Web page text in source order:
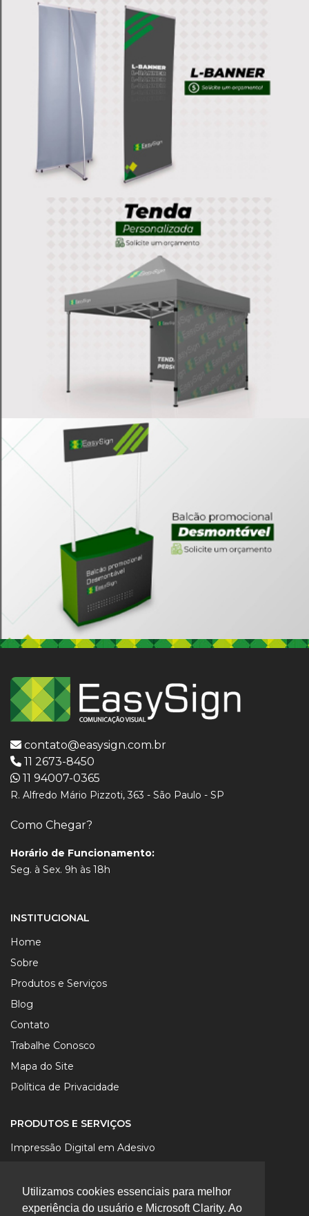
Utilizamos cookies essenciais para melhor
experiência do usuário e Microsoft Clarity. Ao
contato@easysign.com.br
11 2673-8450
11 94007-0365
R. Alfredo Mário Pizzoti, 363 - São Paulo - SP
Como Chegar?
Horário de Funcionamento:
Seg. à Sex. 9h às 18h
INSTITUCIONAL
Home
Sobre
Produtos e Serviços
Blog
Contato
Trabalhe Conosco
Mapa do Site
Política de Privacidade
PRODUTOS E SERVIÇOS
Impressão Digital em Adesivo
Impressão Digital em Papel
Impressão Digital UV em Chapa